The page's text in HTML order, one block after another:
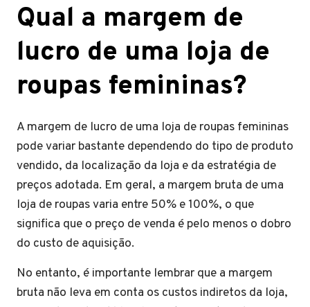
Qual a margem de
lucro de uma loja de
roupas femininas?
A margem de lucro de uma loja de roupas femininas
pode variar bastante dependendo do tipo de produto
vendido, da localização da loja e da estratégia de
preços adotada. Em geral, a margem bruta de uma
loja de roupas varia entre 50% e 100%, o que
significa que o preço de venda é pelo menos o dobro
do custo de aquisição.
No entanto, é importante lembrar que a margem
bruta não leva em conta os custos indiretos da loja,